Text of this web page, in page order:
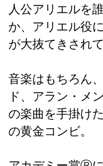
人公アリエルを
か、アリエル役
が大抜てきされて
音楽はもちろん
ド、アラン・メ
の楽曲を手掛け
の黄金コンビ。